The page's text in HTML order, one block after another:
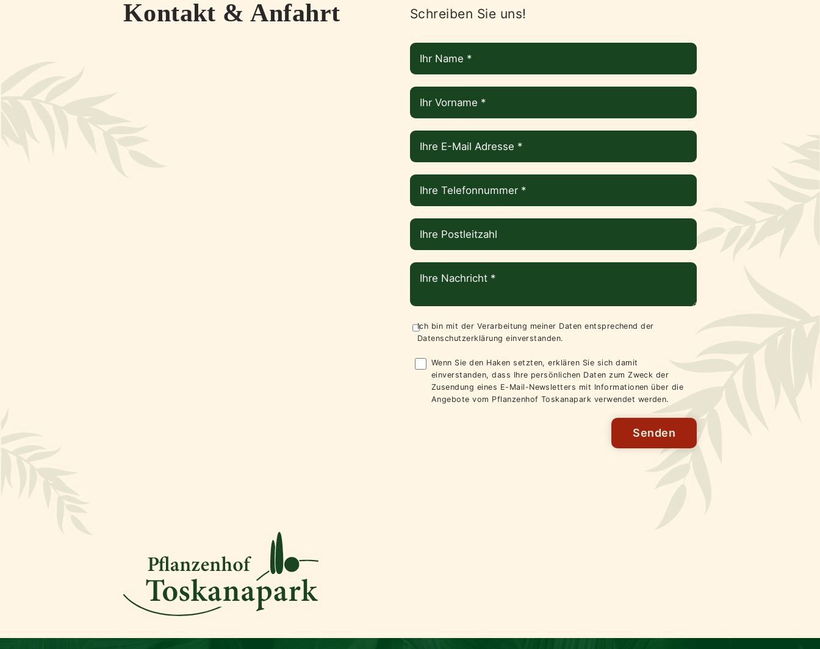
Kontakt & Anfahrt Schreiben Sie uns!
Ich bin mit der Verarbeitung meiner Daten entsprechend der
Datenschutzerklärung einverstanden.
Wenn Sie den Haken setzten, erklären Sie sich damit
einverstanden, dass Ihre persönlichen Daten zum Zweck der
Zusendung eines E-Mail-Newsletters mit Informationen über die
Angebote vom Pflanzenhof Toskanapark verwendet werden.
Senden